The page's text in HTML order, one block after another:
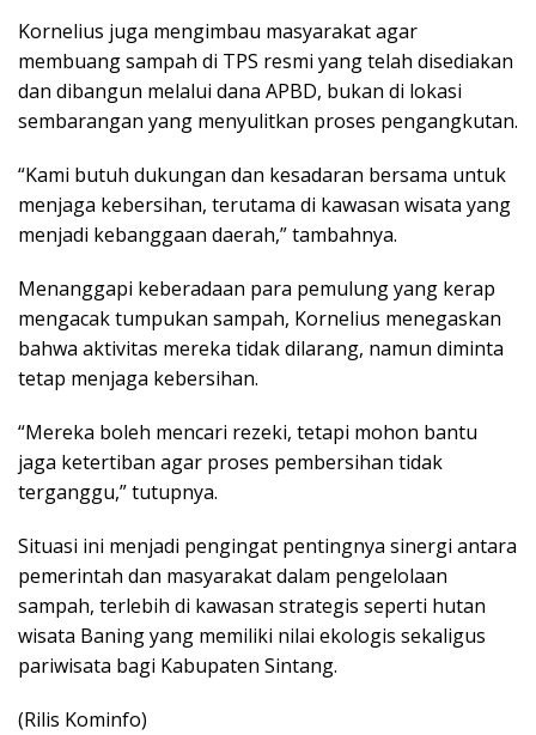
Kornelius juga mengimbau masyarakat agar
membuang sampah di TPS resmi yang telah disediakan
dan dibangun melalui dana APBD, bukan di lokasi
sembarangan yang menyulitkan proses pengangkutan.
“Kami butuh dukungan dan kesadaran bersama untuk
menjaga kebersihan, terutama di kawasan wisata yang
menjadi kebanggaan daerah,” tambahnya.
Menanggapi keberadaan para pemulung yang kerap
mengacak tumpukan sampah, Kornelius menegaskan
bahwa aktivitas mereka tidak dilarang, namun diminta
tetap menjaga kebersihan.
“Mereka boleh mencari rezeki, tetapi mohon bantu
jaga ketertiban agar proses pembersihan tidak
terganggu,” tutupnya.
Situasi ini menjadi pengingat pentingnya sinergi antara
pemerintah dan masyarakat dalam pengelolaan
sampah, terlebih di kawasan strategis seperti hutan
wisata Baning yang memiliki nilai ekologis sekaligus
pariwisata bagi Kabupaten Sintang.
(Rilis Kominfo)